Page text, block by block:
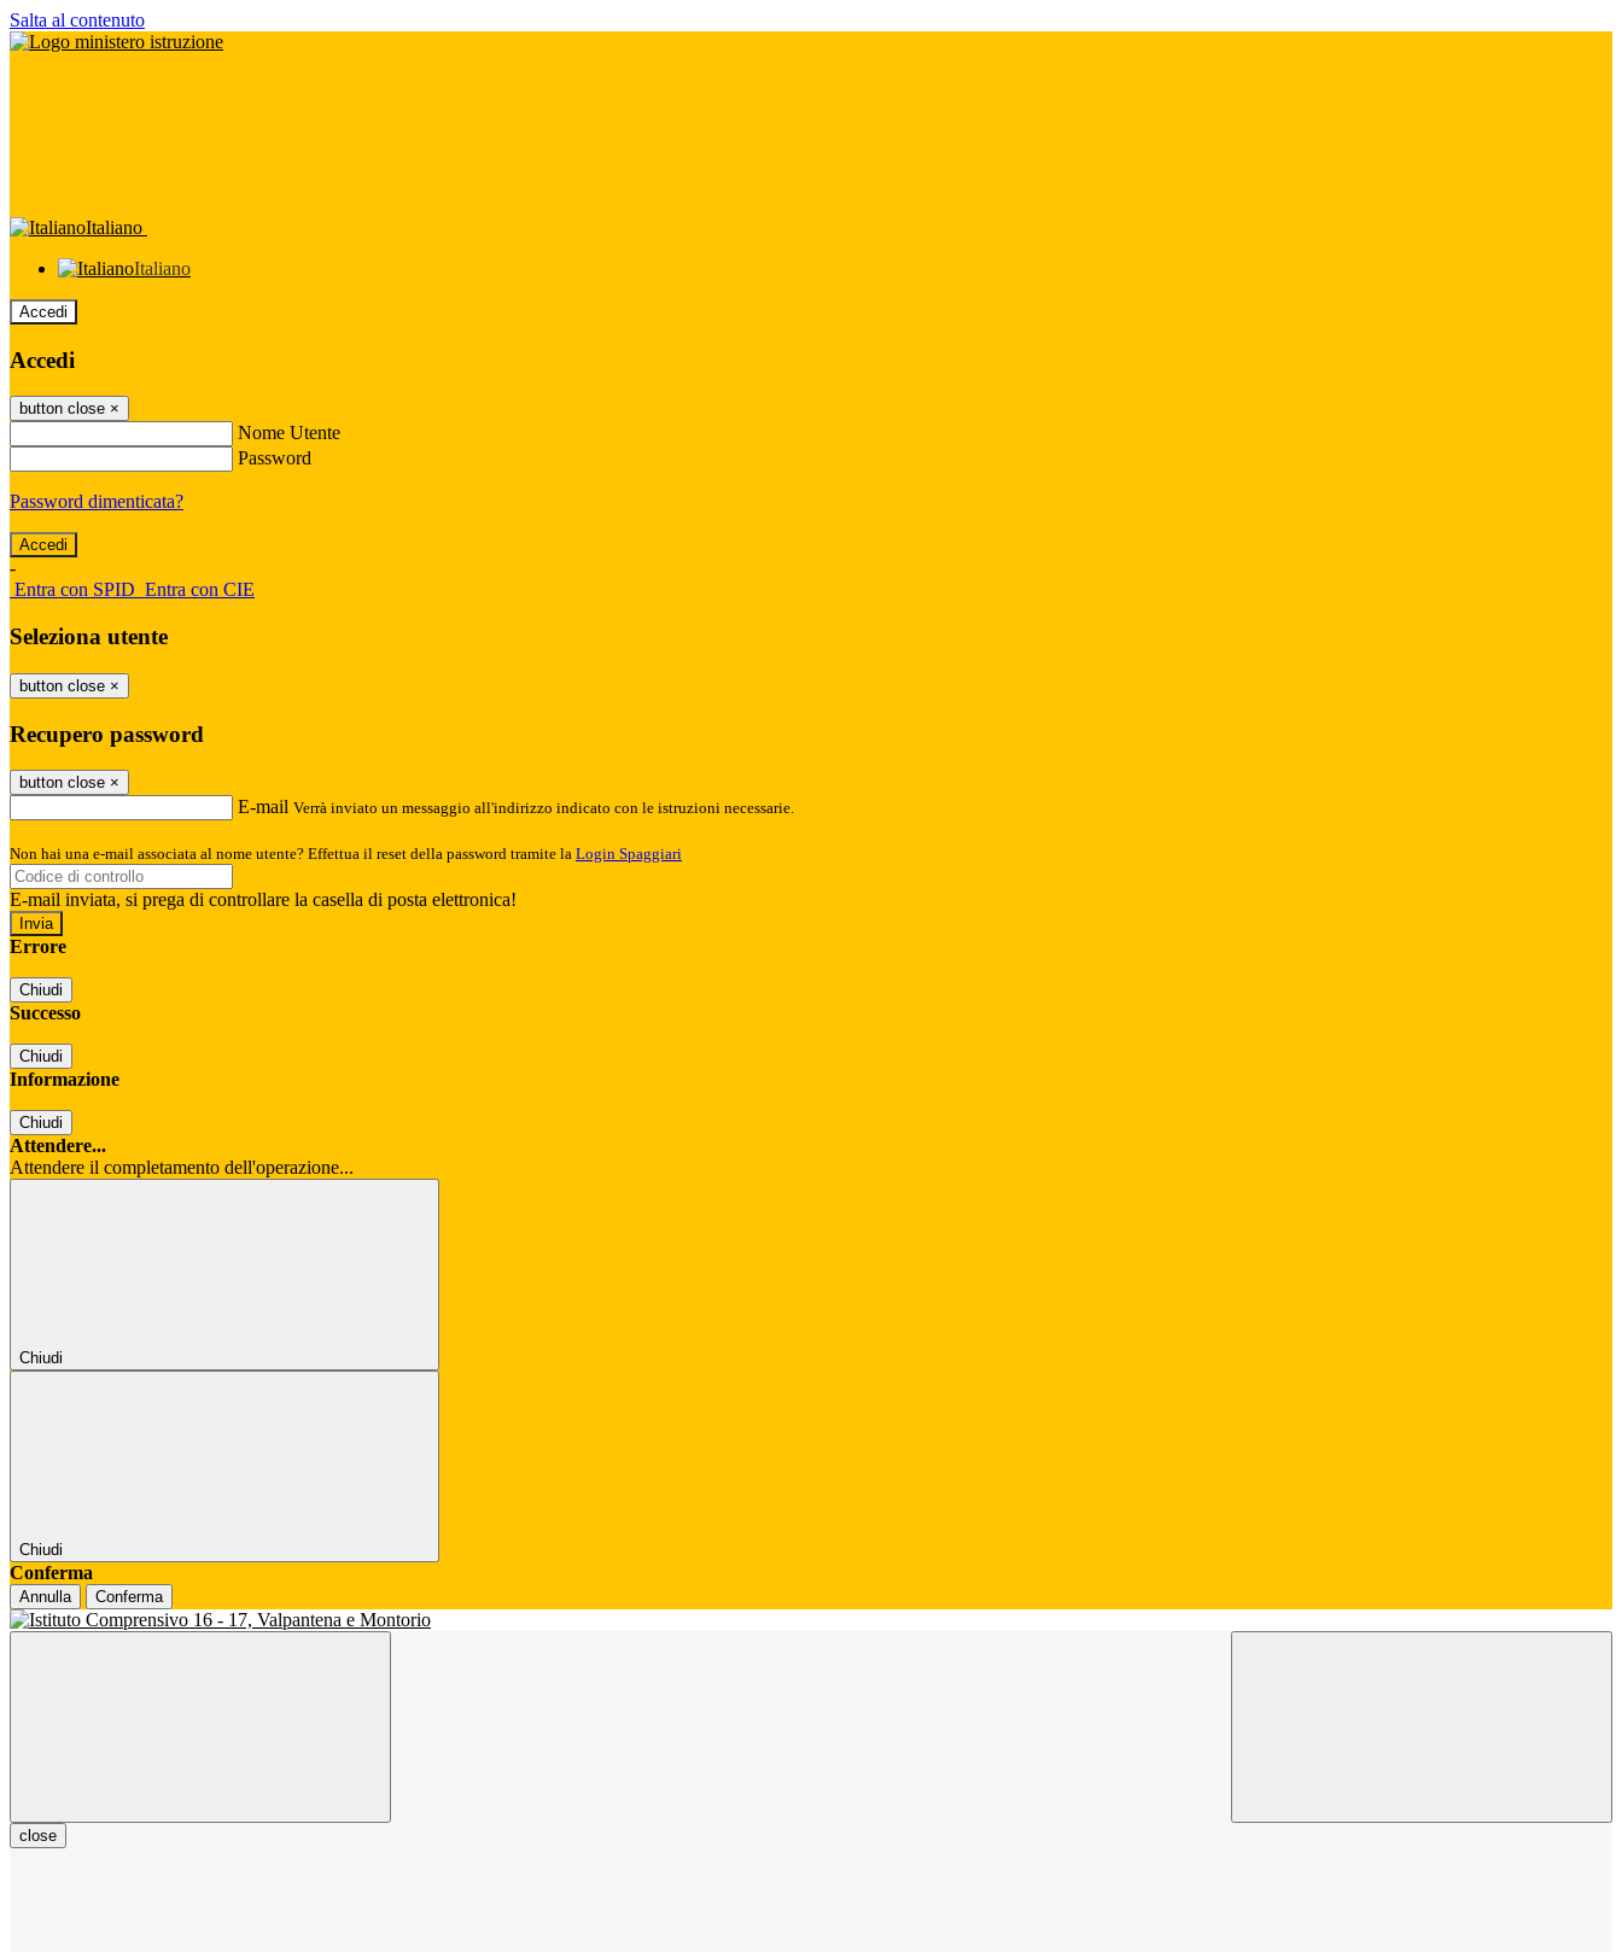
Salta al contenuto
Italiano
Italiano
Accedi
Accedi
button close ×
Nome Utente
Password
Password dimenticata?
-
Entra con SPID Entra con CIE
Seleziona utente
button close ×
Recupero password
button close ×
E-mail Verrà inviato un messaggio all'indirizzo indicato con le istruzioni necessarie.
Non hai una e-mail associata al nome utente? Effettua il reset della password tramite la Login Spaggiari
E-mail inviata, si prega di controllare la casella di posta elettronica!
Errore
Chiudi
Successo
Chiudi
Informazione
Chiudi
Attendere...
Attendere il completamento dell'operazione...
Chiudi
Chiudi
Conferma
Annulla Conferma
close